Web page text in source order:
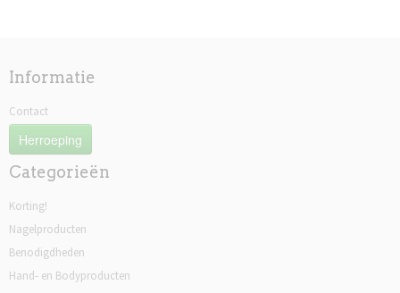
Informatie
Contact
Herroeping
Categorieën
Korting!
Nagelproducten
Benodigdheden
Hand- en Bodyproducten